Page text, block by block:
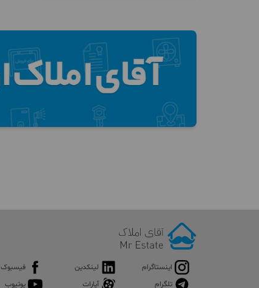
اینستاگرام لینکدین
فیسبوک
تلگرام
آپارات یوتیوب